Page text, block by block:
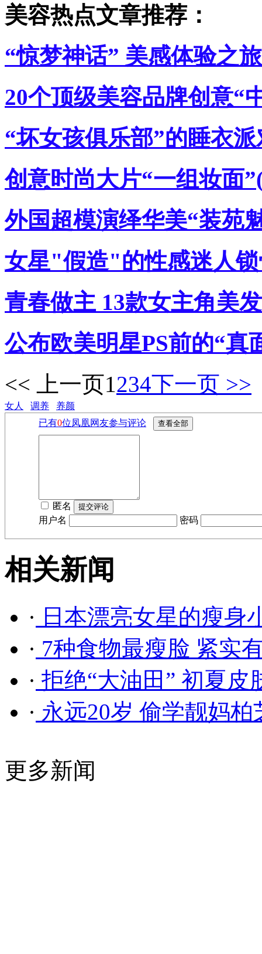
美容热点文章推荐：
“惊梦神话” 美感体验之
20个顶级美容品牌创意“
“坏女孩俱乐部”的睡衣
创意时尚大片“一组妆面
外国超模演绎华美“装苑
女星"假造"的性感迷人
青春做主 13款女主角美
公布欧美明星PS前的“真
<< 上一页1234下一页 >>
女人 调养
养颜
已有0位凤凰网友参与评论
匿名
用户名
密码
相关新闻
· 日本漂亮女星的瘦身
· 7种食物最瘦脸 紧实
· 拒绝“大油田” 初夏皮
· 永远20岁 偷学靓妈柏
更多新闻